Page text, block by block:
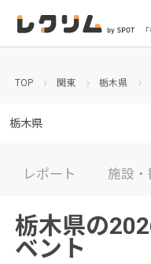
TOP 関東 栃木県
栃木県
レポート 施設・
栃木県の
ベント